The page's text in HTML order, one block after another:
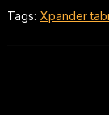
Tags: Xpander